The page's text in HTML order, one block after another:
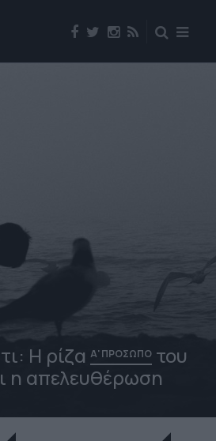
Η ρίζα Α' ΠΡΟΣΩΠΟτου
η απελευθέρωση